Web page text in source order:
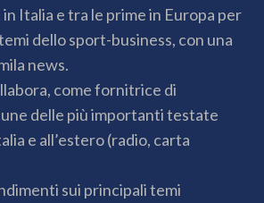
Italia e tra le prime in Europa per
dello sport-business, con una
news.
come fornitrice di
delle più importanti testate
e all’estero (radio, carta
sui principali temi